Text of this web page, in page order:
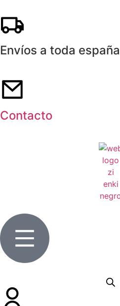
Envíos a toda españa
Contacto